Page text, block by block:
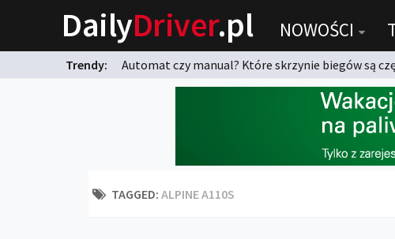
DailyDriver.pl NOWOŚCI
Trendy: Automat czy manual? Które skrzynie biegów są
TAGGED: ALPINE A110S